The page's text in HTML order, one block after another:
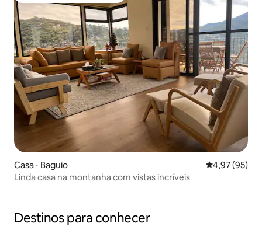
Casa ⋅ Baguio 4,97 de uma
4,97 (95)
Linda casa na montanha com vistas incríveis
Destinos para conhecer